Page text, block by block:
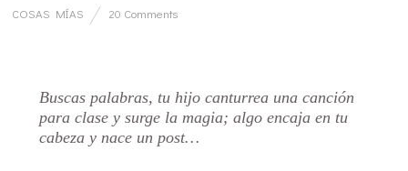
COSAS MÍAS 20 Comments
Buscas palabras, tu hijo canturrea una canción
para clase y surge la magia; algo encaja en tu
cabeza y nace un post…